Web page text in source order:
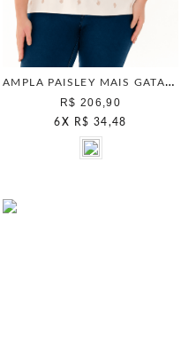
AMPLA PAISLEY MAIS GATA DARK OLIVA
R$ 206,90
6 X R$ 34,48